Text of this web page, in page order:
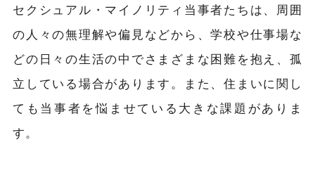
セクシュアル・マイノリティ当事者たちは、周囲
の人々の無理解や偏見などから、学校や仕事場な
どの日々の生活の中でさまざまな困難を抱え、孤
立している場合があります。また、住まいに関し
ても当事者を悩ませている大きな課題がありま
す。